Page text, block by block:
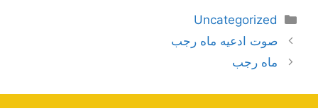
دسته‌ها
Uncategorized
ناوبری
نوشته‌ها
صوت ادعیه ماه رجب
ماه رجب